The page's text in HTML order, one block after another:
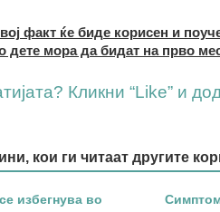
факт ќе биде корисен и
дете мора да бидат на прво
Кликни “Like” и
кои ги читаат другите
избегнува во